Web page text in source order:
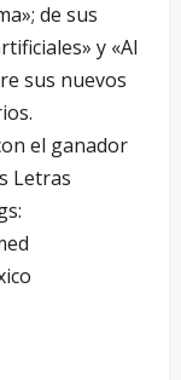
de sus
y «Al
sus nuevos
el ganador
Letras